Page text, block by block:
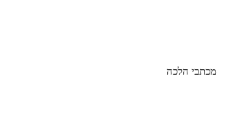
מכתבי הלכה